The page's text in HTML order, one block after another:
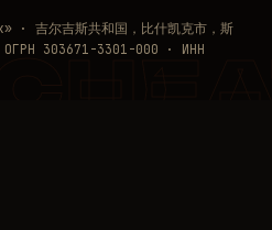
· 吉尔吉斯共和国，比什凯克市，斯
ОГРН 303671-3301-000 · ИНН